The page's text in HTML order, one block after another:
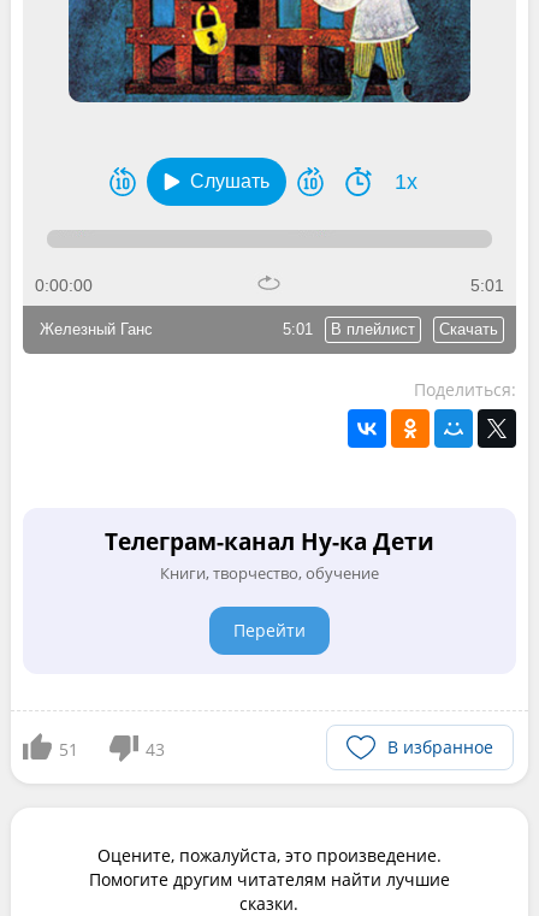
Слушать 1x
0:00:00 5:01
5:01 В плейлист Скачать
Железный Ганс
Поделиться:
Телеграм-канал Ну-ка Дети
Книги, творчество, обучение
Перейти
51 43 В избранное
Оцените, пожалуйста, это произведение.
Помогите другим читателям найти лучшие
сказки.